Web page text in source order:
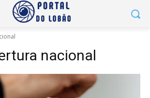
nacional